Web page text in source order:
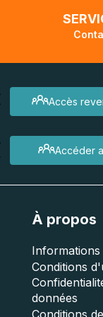
Accès
Accéder
À propos
Informations
Conditions
données
Conditions